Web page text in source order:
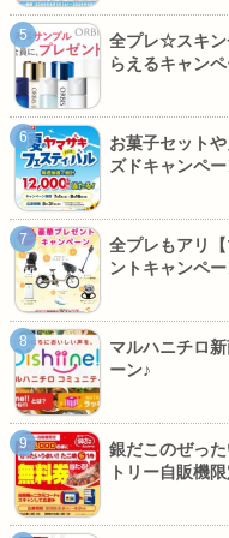
全プレ☆スキン
らえるキャンペ
お菓子セット
ズドキャンペ
全プレもアリ
ントキャンペー
マルハニチロ
ーン♪
銀だこのぜっ
トリー自販機